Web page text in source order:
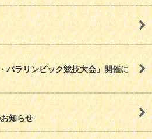
パラリンピック競技大会」開催に
知らせ